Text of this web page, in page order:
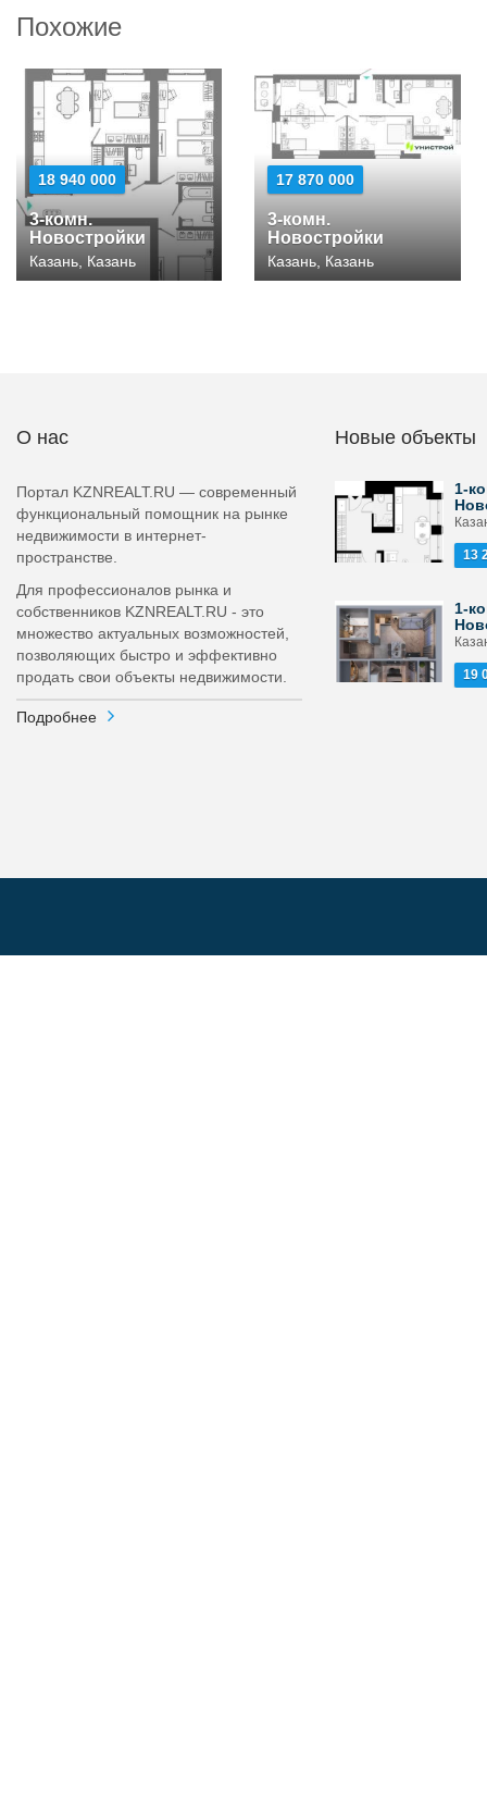
Похожие
18 940 000
3-комн.
Новостройки
Казань, Казань
17 870 000
3-комн.
Новостройки
Казань, Казань
О нас
Портал KZNREALT.RU — современный
функциональный помощник на рынке
недвижимости в интернет-
пространстве.
Для профессионалов рынка и
собственников KZNREALT.RU - это
множество актуальных возможностей,
позволяющих быстро и эффективно
продать свои объекты недвижимости.
Подробнее
Новые объекты
1-
13
1-
19